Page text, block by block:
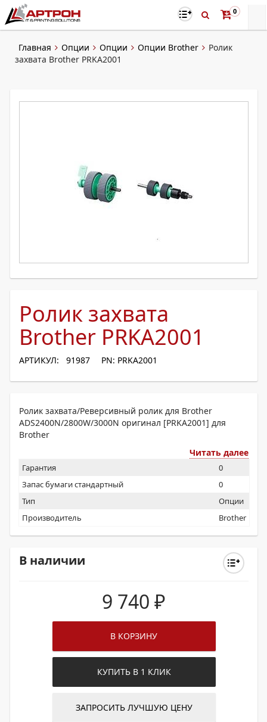
0
Главная Опции Опции Опции Brother
Ролик
захвата Brother PRKA2001
Ролик захвата
Brother PRKA2001
АРТИКУЛ: 91987 PN: PRKA2001
Ролик захвата/Реверсивный ролик для Brother
ADS2400N/2800W/3000N оригинал [PRKA2001] для
Brother
Читать далее
Гарантия
0
Запас бумаги стандартный
0
Тип
Опции
Производитель
Brother
В наличии
9 740 ₽
В КОРЗИНУ
КУПИТЬ В 1 КЛИК
ЗАПРОСИТЬ ЛУЧШУЮ ЦЕНУ